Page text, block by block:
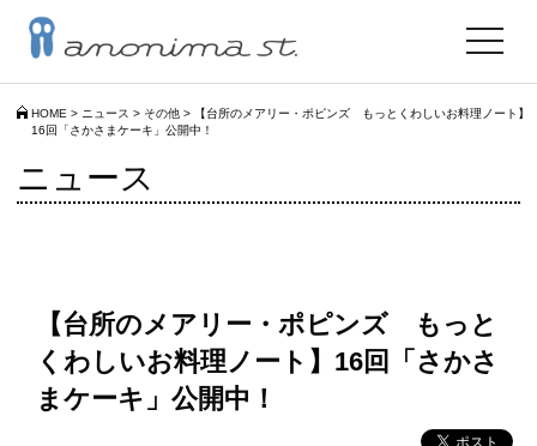
HOME > ニュース > その他 >
【台所のメアリー・ポピンズ もっとくわしいお料理ノート】
16回「さかさまケーキ」公開中！
toggle
ニュース
【台所のメアリー・ポピンズ もっと
くわしいお料理ノート】16回「さかさ
まケーキ」公開中！